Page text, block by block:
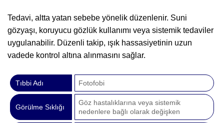
Tedavi, altta yatan sebebe yönelik düzenlenir. Suni
gözyaşı, koruyucu gözlük kullanımı veya sistemik tedaviler
uygulanabilir. Düzenli takip, ışık hassasiyetinin uzun
vadede kontrol altına alınmasını sağlar.
Tıbbi Adı Fotofobi
Görülme Sıklığı
Göz hastalıklarına veya sistemik
nedenlere bağlı olarak değişken